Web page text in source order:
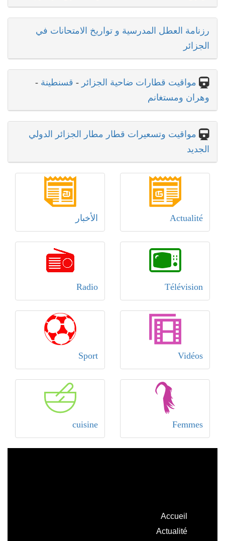
رزنامة العطل المدرسية و تواريخ الامتحانات في
الجزائر
مواقيت قطارات ضاحية الجزائر - قسنطينة -
وهران ومستغانم
مواقيت وتسعيرات قطار مطار الجزائر الدولي
الجديد
Actualité الأخبار
Télévision
Radio
Vidéos
Sport
Femmes
cuisine
Accueil
Actualité